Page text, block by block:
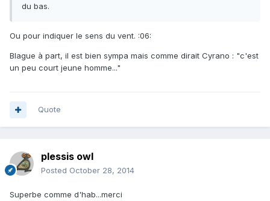
du bas.
Ou pour indiquer le sens du vent. :06:
Blague à part, il est bien sympa mais comme dirait Cyrano : "c'est
un peu court jeune homme..."
Quote
plessis owl
Posted October 28, 2014
Superbe comme d'hab...merci